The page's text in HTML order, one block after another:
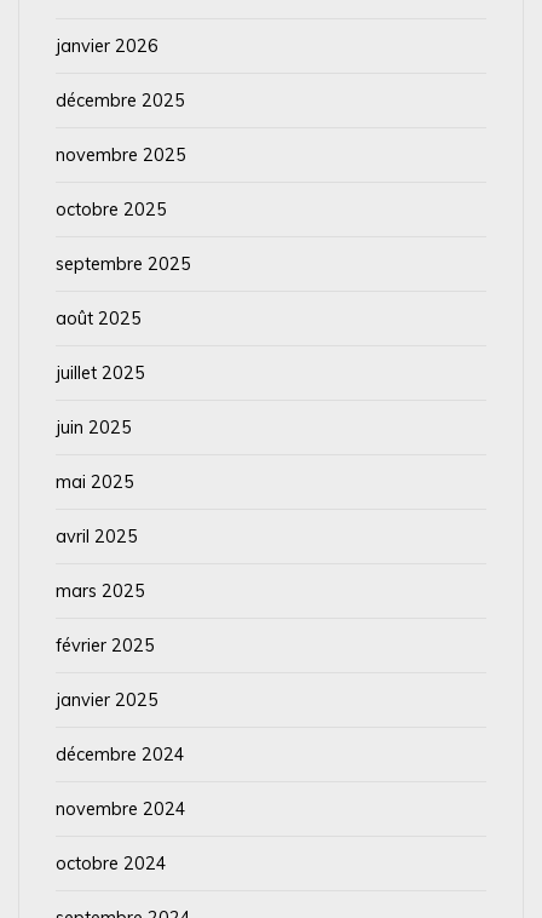
janvier 2026
décembre 2025
novembre 2025
octobre 2025
septembre 2025
août 2025
juillet 2025
juin 2025
mai 2025
avril 2025
mars 2025
février 2025
janvier 2025
décembre 2024
novembre 2024
octobre 2024